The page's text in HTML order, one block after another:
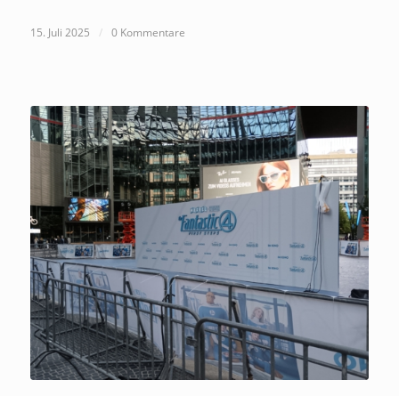
15. Juli 2025 / 0 Kommentare